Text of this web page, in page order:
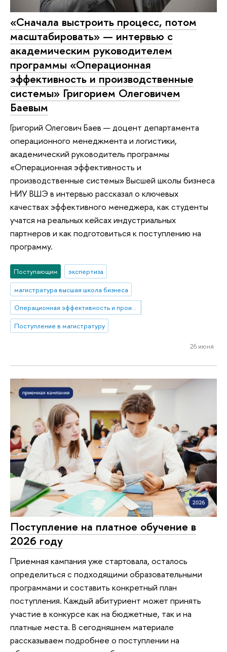
«Сначала выстроить процесс, потом
масштабировать» — интервью с
академическим руководителем
программы «Операционная
эффективность и производственные
системы» Григорием Олеговичем
Баевым
Григорий Олегович Баев — доцент департамента
операционного менеджмента и логистики,
академический руководитель программы
«Операционная эффективность и
производственные системы» Высшей школы бизнеса
НИУ ВШЭ в интервью рассказал о ключевых
качествах эффективного менеджера, как студенты
учатся на реальных кейсах индустриальных
партнеров и как подготовиться к поступлению на
программу.
Поступающим
экспертиза
магистратура высшая школа бизнеса
Операционная эффективность и производственные системы
Поступление в магистратуру
26 июня
Поступление на платное обучение в
2026 году
Приемная кампания уже стартовала, осталось
определиться с подходящими образовательными
программами и составить конкретный план
поступления. Каждый абитуриент может принять
участие в конкурсе как на бюджетные, так и на
платные места. В сегодняшнем материале
рассказываем подробнее о поступлении на